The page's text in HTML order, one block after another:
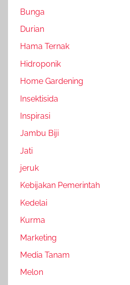
Bunga
Durian
Hama Ternak
Hidroponik
Home Gardening
Insektisida
Inspirasi
Jambu Biji
Jati
jeruk
Kebijakan Pemerintah
Kedelai
Kurma
Marketing
Media Tanam
Melon